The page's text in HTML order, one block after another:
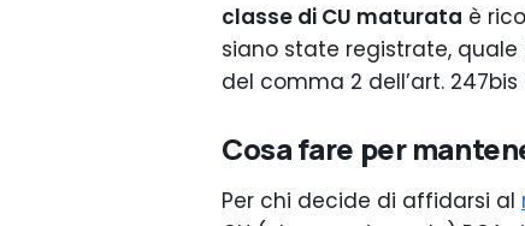
classe di CU maturata è
siano state registrate,
del comma 2 dell’art. 247bis
Cosa fare per
Per chi decide di affidarsi al